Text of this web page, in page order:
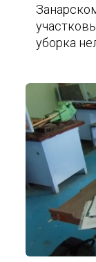
уборка